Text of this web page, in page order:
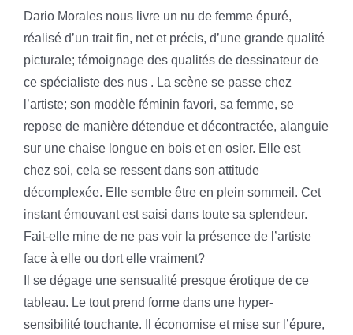
Dario Morales nous livre un nu de femme épuré,
réalisé d’un trait fin, net et précis, d’une grande qualité
picturale; témoignage des qualités de dessinateur de
ce spécialiste des nus . La scène se passe chez
l’artiste; son modèle féminin favori, sa femme, se
repose de manière détendue et décontractée, alanguie
sur une chaise longue en bois et en osier. Elle est
chez soi, cela se ressent dans son attitude
décomplexée. Elle semble être en plein sommeil. Cet
instant émouvant est saisi dans toute sa splendeur.
Fait-elle mine de ne pas voir la présence de l’artiste
face à elle ou dort elle vraiment?
Il se dégage une sensualité presque érotique de ce
tableau. Le tout prend forme dans une hyper-
sensibilité touchante. Il économise et mise sur l’épure,